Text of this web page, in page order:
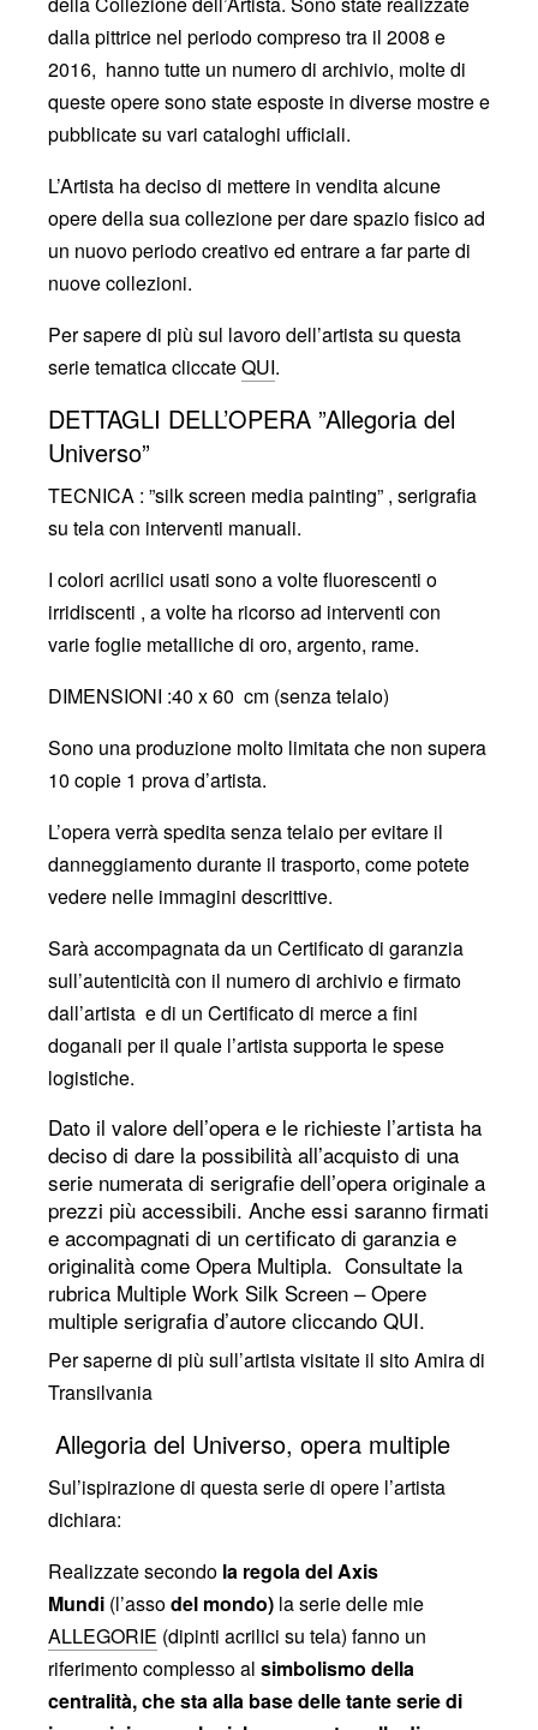
dalla pittrice nel periodo compreso tra il 2008 e
2016, hanno tutte un numero di archivio, molte di
queste opere sono state esposte in diverse mostre e
pubblicate su vari cataloghi ufficiali.
L’Artista ha deciso di mettere in vendita alcune
opere della sua collezione per dare spazio fisico ad
un nuovo periodo creativo ed entrare a far parte di
nuove collezioni.
Per sapere di più sul lavoro dell’artista su questa
serie tematica cliccateQUI.
DETTAGLI DELL’OPERA ”Allegoria del
Universo”
TECNICA : ”silk screen media painting” , serigrafia
su tela con interventi manuali.
I colori acrilici usati sono a volte fluorescenti o
irridiscenti , a volte ha ricorso ad interventi con
varie foglie metalliche di oro, argento, rame.
DIMENSIONI :40 x 60 cm (senza telaio)
Sono una produzione molto limitata che non supera
10 copie 1 prova d’artista.
L’opera verrà spedita senza telaio per evitare il
danneggiamento durante il trasporto, come potete
vedere nelle immagini descrittive.
Sarà accompagnata da un Certificato di garanzia
sull’autenticità con il numero di archivio e firmato
dall’artista e di un Certificato di merce a fini
doganali per il quale l’artista supporta le spese
logistiche.
Dato il valore dell’opera e le richieste l’artista ha
deciso di dare la possibilità all’acquisto di una
serie numerata di serigrafie dell’opera originale a
prezzi più accessibili. Anche essi saranno firmati
e accompagnati di un certificato di garanzia e
originalità come Opera Multipla. Consultate la
rubrica Multiple Work Silk Screen – Opere
multiple serigrafia d’autore cliccando QUI.
Per saperne di più sull’artista visitate il sito Amira di
Transilvania
Allegoria del Universo, opera multiple
Sul’ispirazione di questa serie di opere l’artista
dichiara:
Realizzate secondo la regola del Axis
Mundi (l’assodel mondo) la serie delle mie
ALLEGORIE (dipinti acrilici su tela) fanno un
riferimento complesso al simbolismo della
centralità, che sta alla base delle tante serie di